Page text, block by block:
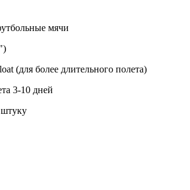
мячи
(для более длительного полета)
3-10 дней
штуку